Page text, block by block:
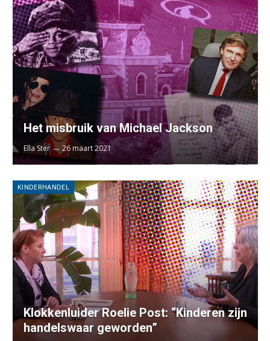
Het misbruik van Michael Jackson
Ella Ster 26 maart 2021
KINDERHANDEL
Klokkenluider Roelie Post: “Kinderen zijn
handelswaar geworden”